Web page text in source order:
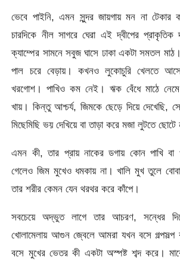
ভেবে পাইনি, এমন সুন্দর জায়গায় মন না টেকার
চারদিকে নীল সাগরে ঘেরা এই দ্বীপের
ক্যাম্পের সামনে সবুজ ঘাসে ঢাকা একটা সমতল মাঠ।
পাল চরে বেড়ায়। কখনও লুকোচুরি খেলতে
খরগোশ। পাখিও কম নেই। ঋক বেঁধে মাঠে
খায়। কিন্তু আশ্চর্য, জিমকে ছেড়ে দিয়ে দেখেছি,
মিছেমিছি ভয় দেখিয়ে বা তাড়া করে মজা লুটতে ছোটে
এমন কী, তার প্রায় নাকের ডগায় কোন পাখি বা
গেলেও জিম মুখেও ধমকায় না। খালি মুখ তুলে
তার শরীর কেমন যেন থরথর করে কাঁপে।
সবচেয়ে অদ্ভুত লাগে তার আচরণ, সন্ধের
খোলামেলায় আগুন জ্বেলে আমরা যখন বসে
বসে মুখের ভেতর কী একটা অস্পষ্ট শব্দ করে।